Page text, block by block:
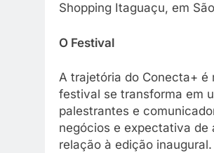
Shopping Itaguaçu, em
O Festival
A trajetória do Conecta+ é
festival se transforma em
palestrantes e
negócios e expectativa de
relação à edição